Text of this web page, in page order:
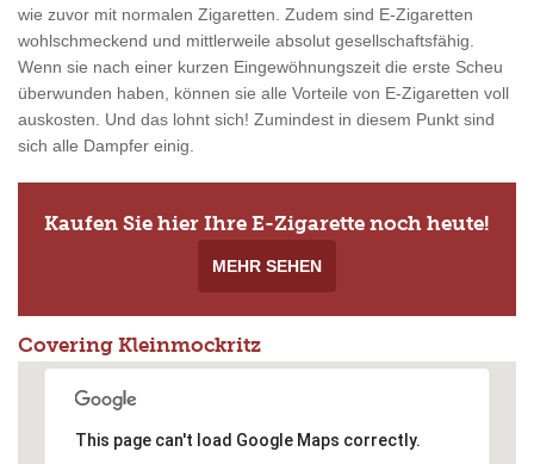
wie zuvor mit normalen Zigaretten. Zudem sind E-Zigaretten
wohlschmeckend und mittlerweile absolut gesellschaftsfähig.
Wenn sie nach einer kurzen Eingewöhnungszeit die erste Scheu
überwunden haben, können sie alle Vorteile von E-Zigaretten voll
auskosten. Und das lohnt sich! Zumindest in diesem Punkt sind
sich alle Dampfer einig.
Kaufen Sie hier Ihre E-Zigarette noch heute!
MEHR SEHEN
Covering Kleinmockritz
This page can't load Google Maps correctly.